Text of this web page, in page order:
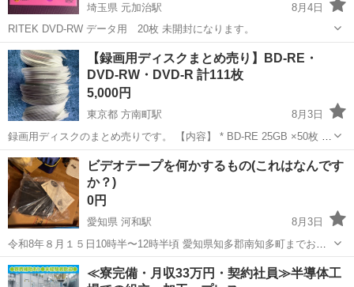
埼玉県 元加治駅
8月4日
RITEK DVD-RW データ用 20枚 未開封になります。
埼玉 飯能市 元加治駅 映像プレーヤー、レコーダー
【録画用ディスクまとめ売り】BD-RE・
DVD-RW・DVD-R 計111枚
5,000円
東京都 方南町駅
8月3日
録画用ディスクのまとめ売りです。 【内容】 * BD-RE 25GB ×50枚 *
DVD-RW 120分 ×58枚 * DVD-R 16倍速 ×3枚 合計111枚です。 映画や
アニメを録画したままの状態です。 消去...
東京 杉並区 方南町駅 映像プレーヤー、レコーダー
DVD
ビデオテープを何かするもの(これはなんです
か？)
0円
愛知県 河和駅
8月3日
令和8年８月１５日10時半〜12時半頃 愛知県知多郡南知多町までお越
しいただける方 ガレッジセール開催します 他にも0円出品たくさんあ
ります。 大型家具家電 家の中のもの全て0円でお譲りします。 お気軽
愛知 知多郡 河和駅 映像プレーヤー、レコーダー
≪寮完備・月収33万円・契約社員≫半導体工